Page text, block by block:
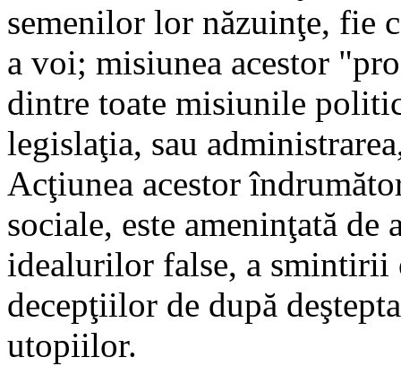
semenilor lor năzuinţe, fie
a voi; misiunea acestor
dintre toate misiunile
legislaţia, sau
Acţiunea acestor
sociale, este ameninţată
idealurilor false, a smintirii
decepţiilor de după
utopiilor.